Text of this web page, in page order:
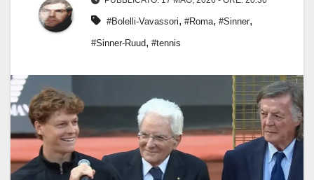
#Bolelli-Vavassori, #Roma, #Sinner,
#Sinner-Ruud, #tennis